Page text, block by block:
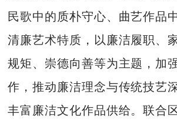
民歌中的质朴守心、曲艺作品
清廉艺术特质，以廉洁履职、
规矩、崇德向善等为主题，加
作，推动廉洁理念与传统技艺
丰富廉洁文化作品供给。联合